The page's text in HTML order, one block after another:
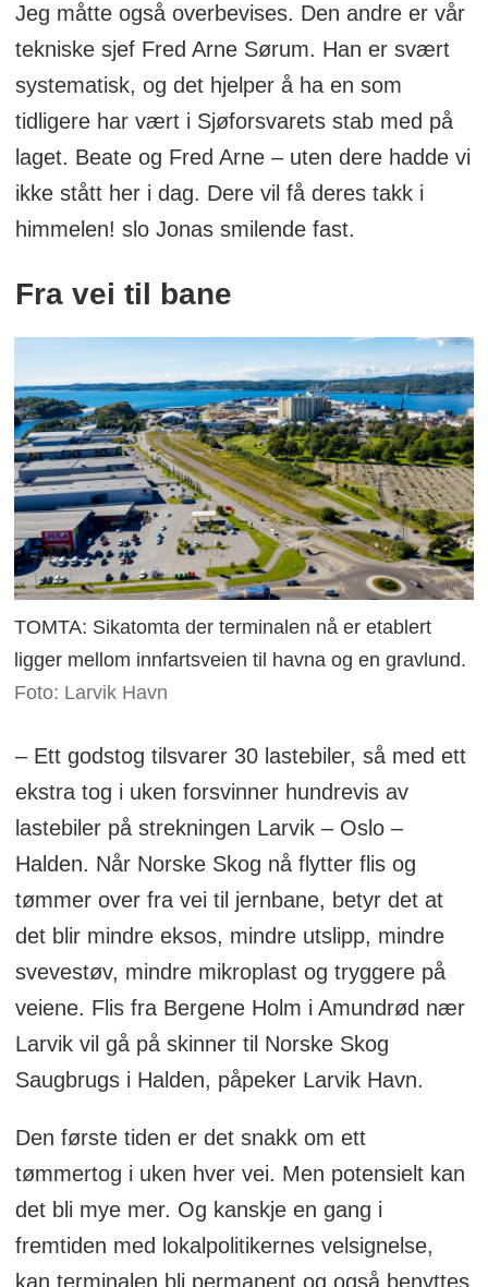
Jeg måtte også overbevises. Den andre er vår
tekniske sjef Fred Arne Sørum. Han er svært
systematisk, og det hjelper å ha en som
tidligere har vært i Sjøforsvarets stab med på
laget. Beate og Fred Arne – uten dere hadde vi
ikke stått her i dag. Dere vil få deres takk i
himmelen! slo Jonas smilende fast.
Fra vei til bane
TOMTA: Sikatomta der terminalen nå er etablert
ligger mellom innfartsveien til havna og en gravlund.
Foto: Larvik Havn
– Ett godstog tilsvarer 30 lastebiler, så med ett
ekstra tog i uken forsvinner hundrevis av
lastebiler på strekningen Larvik – Oslo –
Halden. Når Norske Skog nå flytter flis og
tømmer over fra vei til jernbane, betyr det at
det blir mindre eksos, mindre utslipp, mindre
svevestøv, mindre mikroplast og tryggere på
veiene. Flis fra Bergene Holm i Amundrød nær
Larvik vil gå på skinner til Norske Skog
Saugbrugs i Halden, påpeker Larvik Havn.
Den første tiden er det snakk om ett
tømmertog i uken hver vei. Men potensielt kan
det bli mye mer. Og kanskje en gang i
fremtiden med lokalpolitikernes velsignelse,
kan terminalen bli permanent og også benyttes